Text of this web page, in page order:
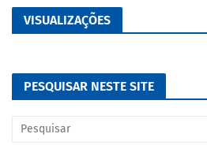
VISUALIZAÇÕES
PESQUISAR NESTE SITE